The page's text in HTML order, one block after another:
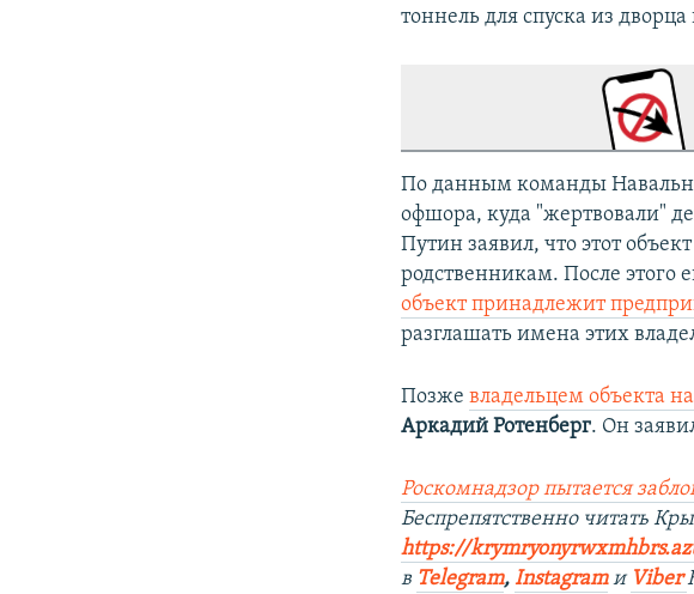
тоннель для спуска из
По данным команды
офшора, куда "жертвовали"
Путин заявил, что этот
родственникам. После этого
объект принадлежит
разглашать имена этих
Позжевладельцем объекта
Аркадий Ротенберг. Он
Роскомнадзор пытается
Беспрепятственно читать
https://
в Telegram,Instagramи Viber